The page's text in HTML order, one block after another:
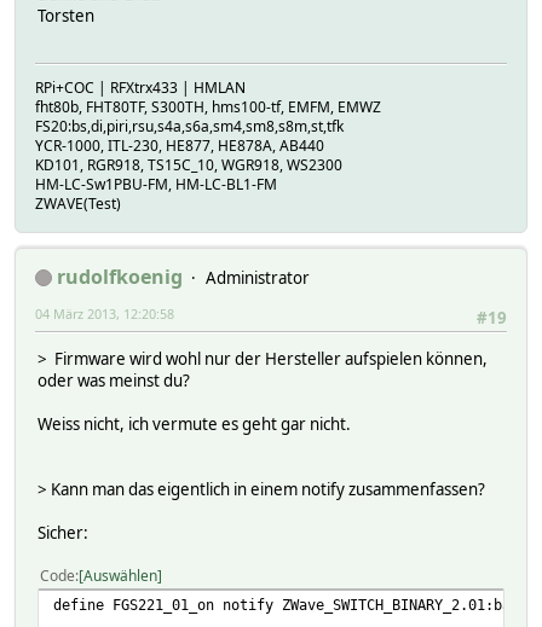
Torsten
RPi+COC | RFXtrx433 | HMLAN
fht80b, FHT80TF, S300TH, hms100-tf, EMFM, EMWZ
FS20:bs,di,piri,rsu,s4a,s6a,sm4,sm8,s8m,st,tfk
YCR-1000, ITL-230, HE877, HE878A, AB440
KD101, RGR918, TS15C_10, WGR918, WS2300
HM-LC-Sw1PBU-FM, HM-LC-BL1-FM
ZWAVE(Test)
rudolfkoenig
Administrator
#19
04 März 2013, 12:20:58
> Firmware wird wohl nur der Hersteller aufspielen können,
oder was meinst du?
Weiss nicht, ich vermute es geht gar nicht.
> Kann man das eigentlich in einem notify zusammenfassen?
Sicher:
Code Auswählen
define FGS221_01_on notify